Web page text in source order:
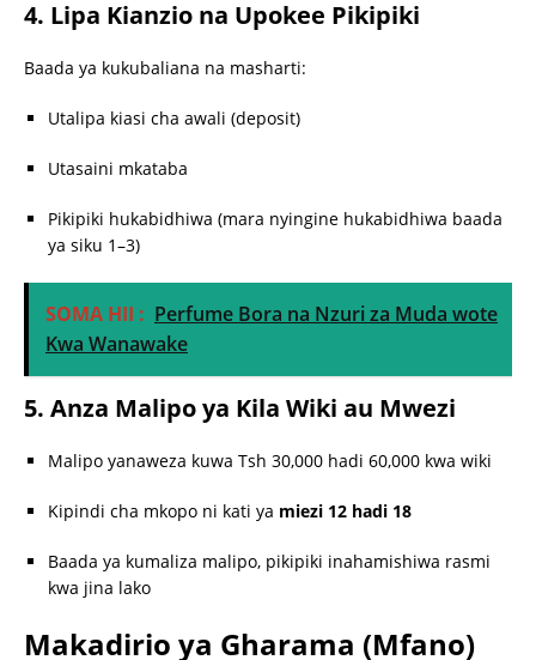
4. Lipa Kianzio na Upokee Pikipiki
Baada ya kukubaliana na masharti:
Utalipa kiasi cha awali (deposit)
Utasaini mkataba
Pikipiki hukabidhiwa (mara nyingine hukabidhiwa baada
ya siku 1–3)
SOMA HII : Perfume Bora na Nzuri za Muda wote
Kwa Wanawake
5. Anza Malipo ya Kila Wiki au Mwezi
Malipo yanaweza kuwa Tsh 30,000 hadi 60,000 kwa wiki
Kipindi cha mkopo ni kati ya miezi 12 hadi 18
Baada ya kumaliza malipo, pikipiki inahamishiwa rasmi
kwa jina lako
Makadirio ya Gharama (Mfano)